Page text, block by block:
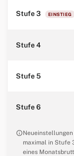
Stufe 3 EINSTIEG
Stufe 4
Stufe 5
Stufe 6
info
maximal in Stufe
eines